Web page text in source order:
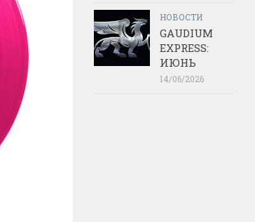
НОВОСТИ
GAUDIUM
EXPRESS:
ИЮНЬ
14/06/2026